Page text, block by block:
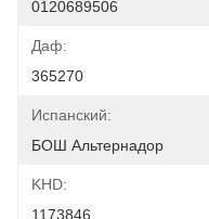
0120689506
Даф:
365270
Испанский:
БОШ Альтернадор
KHD:
1173846